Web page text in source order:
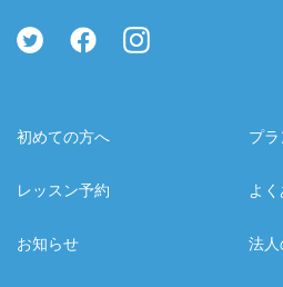
初めての方へ プ
レッスン予約 よ
お知らせ 法人